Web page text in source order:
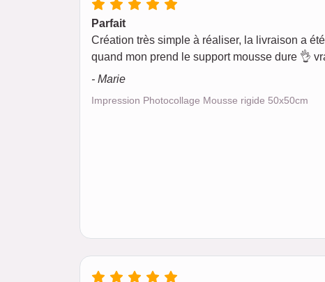
Parfait
Création très simple à réaliser, la livraison a
quand mon prend le support mousse dure 👌
- Marie
Impression Photocollage Mousse rigide 50x50cm